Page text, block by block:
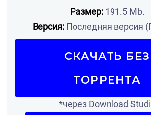
Размер:191.5 Mb.
Версия:Последняя версия
СКАЧАТЬ БЕЗ
ТОРРЕНТА
*через Download